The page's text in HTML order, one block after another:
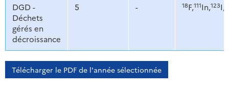
DGD -
Déchets
gérés en
décroissance
5 - 18F,111In,123I,
Télécharger le PDF de l'année sélectionnée